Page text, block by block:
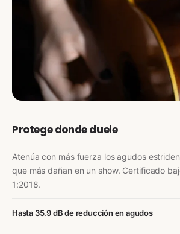
Protege donde duele
Atenúa con más fuerza los agudos
que más dañan en un show. Certificado
1:2018.
Hasta 35.9 dB de reducción en agudos